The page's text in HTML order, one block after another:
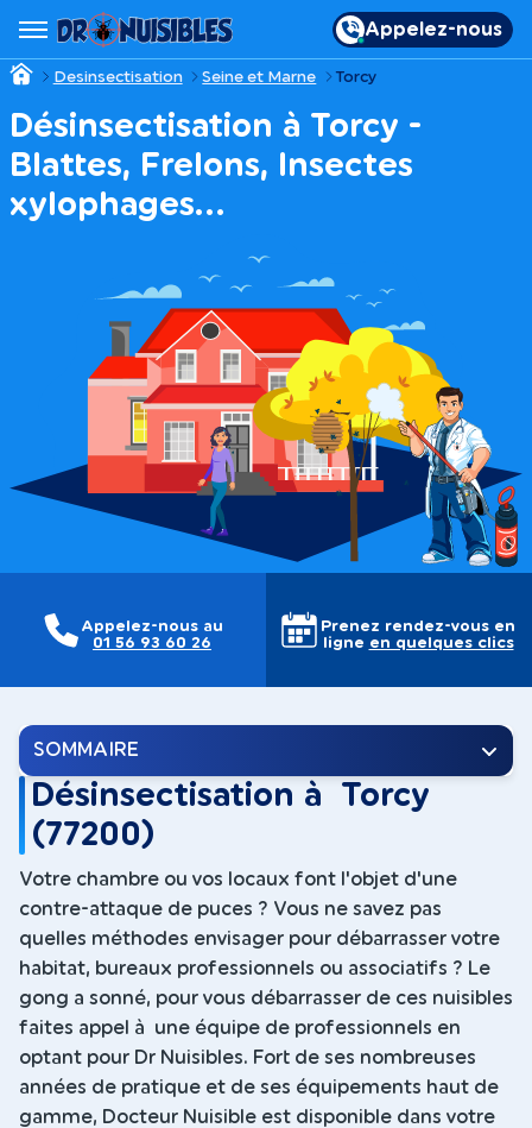
Appelez-nous
Desinsectisation Seine et Marne Torcy
Désinsectisation à Torcy -
Blattes, Frelons, Insectes
xylophages…
Appelez-nous au
01 56 93 60 26
Prenez rendez-vous en
ligne en quelques clics
SOMMAIRE
Désinsectisation à Torcy
(77200)
Votre chambre ou vos locaux font l'objet d'une
contre-attaque de puces ? Vous ne savez pas
quelles méthodes envisager pour débarrasser votre
habitat, bureaux professionnels ou associatifs ? Le
gong a sonné, pour vous débarrasser de ces nuisibles
faites appel à une équipe de professionnels en
optant pour Dr Nuisibles. Fort de ses nombreuses
années de pratique et de ses équipements haut de
gamme, Docteur Nuisible est disponible dans votre